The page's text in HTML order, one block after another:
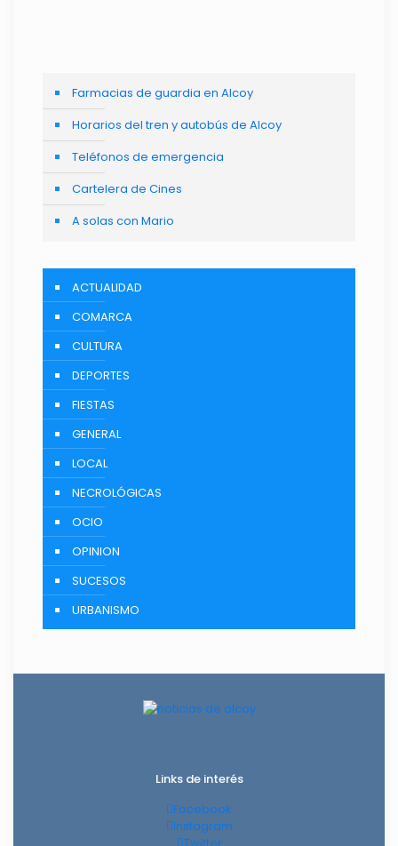
Farmacias de guardia en Alcoy
Horarios del tren y autobús de Alcoy
Teléfonos de emergencia
Cartelera de Cines
A solas con Mario
ACTUALIDAD
COMARCA
CULTURA
DEPORTES
FIESTAS
GENERAL
LOCAL
NECROLÓGICAS
OCIO
OPINION
SUCESOS
URBANISMO
Links de interés
Facebook
Instagram